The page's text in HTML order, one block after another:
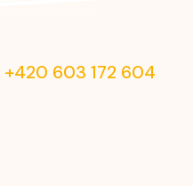
+420 603 172 604